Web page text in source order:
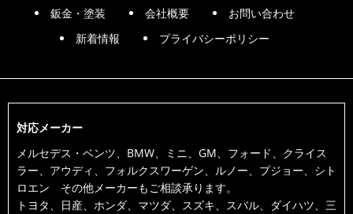
鈑金・塗装
会社概要
お問い合わせ
新着情報
プライバシーポリシー
対応メーカー
メルセデス・ベンツ、BMW、ミニ、GM、フォード、クライス
ラー、アウディ、フォルクスワーゲン、ルノー、プジョー、シト
ロエン その他メーカーもご相談承ります。
トヨタ、日産、ホンダ、マツダ、スズキ、スバル、ダイハツ、三